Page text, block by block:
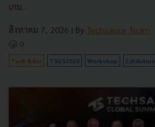
เกม...
สิงหาคม 7, 2026 | By Techsauce Team
0
Tech & Biz TSGS2026 Workshop Exhibition